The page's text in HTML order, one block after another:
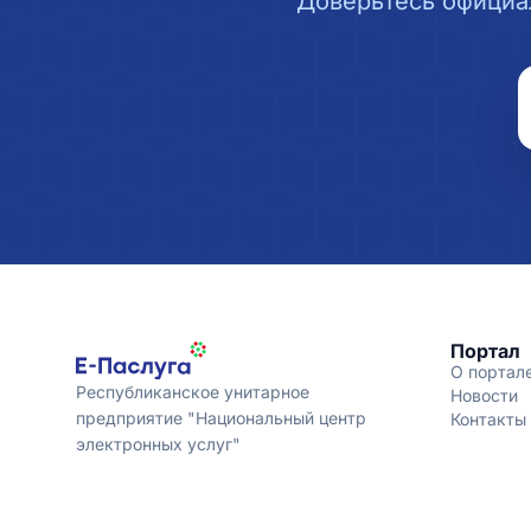
Республиканское унитарное
предприятие "Национальный центр
электронных услуг"
Портал
О
Новости
Контакты